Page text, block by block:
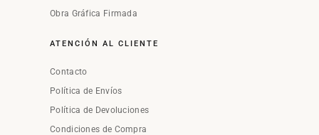
Obra Gráfica Firmada
ATENCIÓN AL CLIENTE
Contacto
Política de Envíos
Política de Devoluciones
Condiciones de Compra